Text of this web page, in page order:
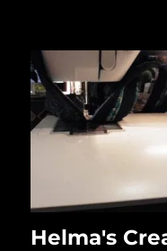
Helma's